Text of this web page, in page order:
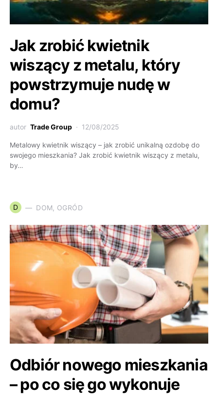
Jak zrobić kwietnik
wiszący z metalu, który
powstrzymuje nudę w
domu?
autor Trade Group 12/08/2025
Metalowy kwietnik wiszący – jak zrobić unikalną ozdobę do
swojego mieszkania? Jak zrobić kwietnik wiszący z metalu,
by…
D DOM, OGRÓD
Odbiór nowego mieszkania
– po co się go wykonuje